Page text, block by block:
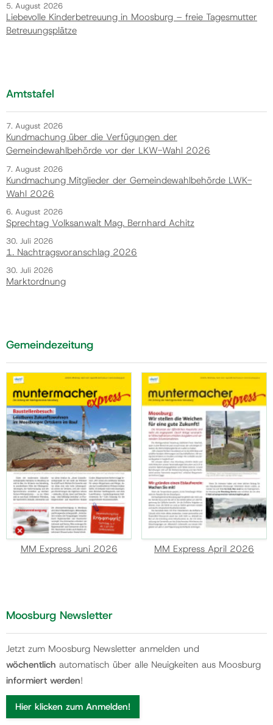
5. August 2026
Liebevolle Kinderbetreuung in Moosburg – freie Tagesmutter
Betreuungsplätze
Amtstafel
7. August 2026
Kundmachung über die Verfügungen der
Gemeindewahlbehörde vor der LKW-Wahl 2026
7. August 2026
Kundmachung Mitglieder der Gemeindewahlbehörde LWK-
Wahl 2026
6. August 2026
Sprechtag Volksanwalt Mag. Bernhard Achitz
30. Juli 2026
1. Nachtragsvoranschlag 2026
30. Juli 2026
Marktordnung
Gemeindezeitung
MM Express Juni 2026 MM Express April 2026
Moosburg Newsletter
Jetzt zum Moosburg Newsletter anmelden und
wöchentlich automatisch über alle Neuigkeiten aus Moosburg
informiert werden!
Hier klicken zum Anmelden!